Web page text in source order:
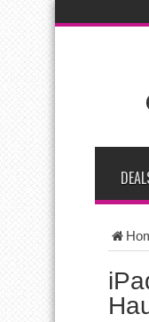
Apple
iPhone
iPhone
iPhone 18